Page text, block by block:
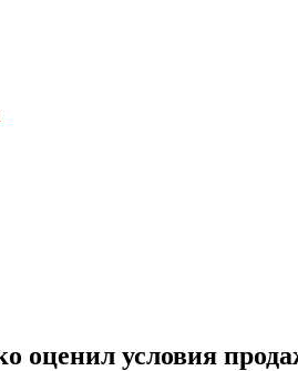
оценил условия